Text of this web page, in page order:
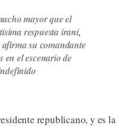
mayor que el
respuesta iraní,
su comandante
en el escenario de
republicano, y es la